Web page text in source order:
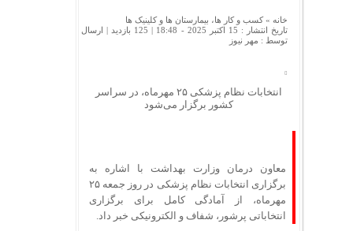
خانه »کسب و کار ها، بیمارستان ها و کلینیک ها
تاریخ انتشار : 15 اکتبر 2025 - 18:48 |
125 بازدید
| ارسال
توسط : مهر نیوز
انتخابات نظام پزشکی ۲۵ مهرماه، در سراسر
کشور برگزار می‌شود
معاون درمان وزارت بهداشت با اشاره به
برگزاری انتخابات نظام پزشکی در روز جمعه ۲۵
مهرماه، از آمادگی کامل برای برگزاری
انتخاباتی پرشور، شفاف و الکترونیکی خبر داد.